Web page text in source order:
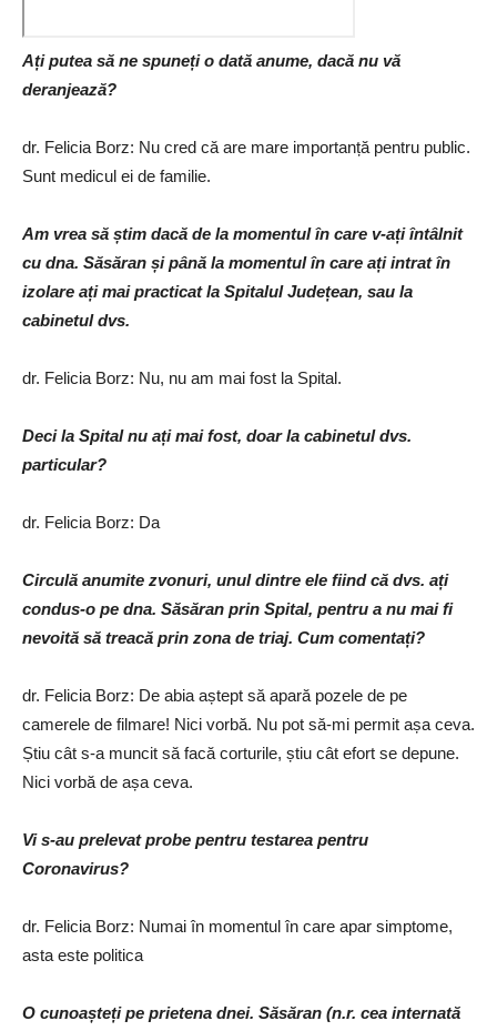
Ați putea să ne spuneți o dată anume, dacă nu vă
deranjează?
dr. Felicia Borz: Nu cred că are mare importanță pentru public.
Sunt medicul ei de familie.
Am vrea să știm dacă de la momentul în care v-ați întâlnit
cu dna. Săsăran și până la momentul în care ați intrat în
izolare ați mai practicat la Spitalul Județean, sau la
cabinetul dvs.
dr. Felicia Borz: Nu, nu am mai fost la Spital.
Deci la Spital nu ați mai fost, doar la cabinetul dvs.
particular?
dr. Felicia Borz: Da
Circulă anumite zvonuri, unul dintre ele fiind că dvs. ați
condus-o pe dna. Săsăran prin Spital, pentru a nu mai fi
nevoită să treacă prin zona de triaj. Cum comentați?
dr. Felicia Borz: De abia aștept să apară pozele de pe
camerele de filmare! Nici vorbă. Nu pot să-mi permit așa ceva.
Știu cât s-a muncit să facă corturile, știu cât efort se depune.
Nici vorbă de așa ceva.
Vi s-au prelevat probe pentru testarea pentru
Coronavirus?
dr. Felicia Borz: Numai în momentul în care apar simptome,
asta este politica
O cunoașteți pe prietena dnei. Săsăran (n.r. cea internată